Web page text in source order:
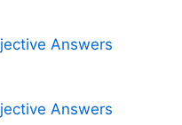
Answers
Answers